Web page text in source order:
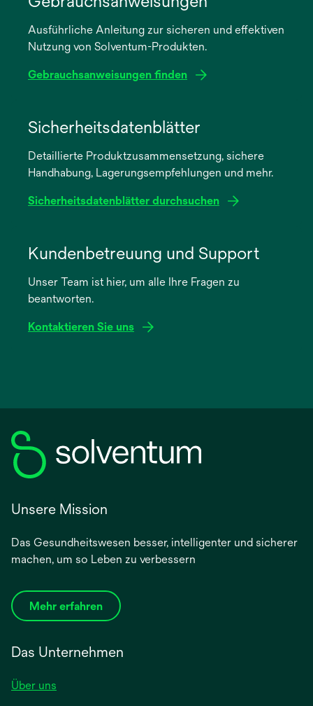
Ausführliche Anleitung zur sicheren und effektiven
Nutzung von Solventum-Produkten.
Gebrauchsanweisungen finden
neuen
Registerkarte
Sicherheitsdatenblätter
Detaillierte Produktzusammensetzung, sichere
Handhabung, Lagerungsempfehlungen und mehr.
Sicherheitsdatenblätter durchsuchen
neuen
Registerkarte
Kundenbetreuung und Support
Unser Team ist hier, um alle Ihre Fragen zu
beantworten.
Kontaktieren Sie uns
Unsere Mission
Das Gesundheitswesen besser, intelligenter und sicherer
machen, um so Leben zu verbessern
Mehr erfahren
Das Unternehmen
Über uns